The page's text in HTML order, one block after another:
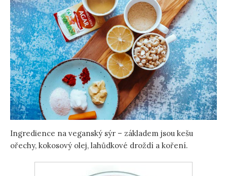
Ingredience na veganský sýr – základem jsou kešu
ořechy, kokosový olej, lahůdkové droždí a koření.